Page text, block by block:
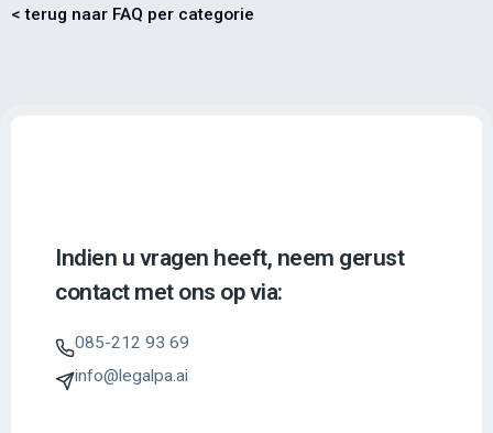
< terug naar FAQ per categorie
Indien u vragen heeft, neem gerust
contact met ons op via:
085-212 93 69
info@legalpa.ai